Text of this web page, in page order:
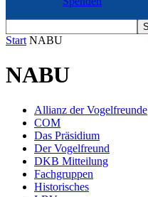
Start NABU
NABU
Allianz der Vogelfreunde
COM
Das Präsidium
Der Vogelfreund
DKB Mitteilung
Fachgruppen
Historisches